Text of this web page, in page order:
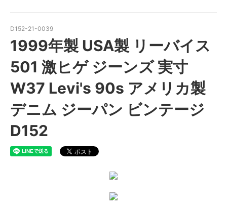
D152-21-0039
1999年製 USA製 リーバイス
501 激ヒゲ ジーンズ 実寸
W37 Levi's 90s アメリカ製
デニム ジーパン ビンテージ
D152